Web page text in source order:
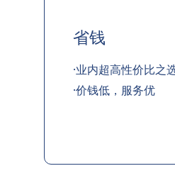
省钱
·业内超高性价比之
·价钱低，服务优